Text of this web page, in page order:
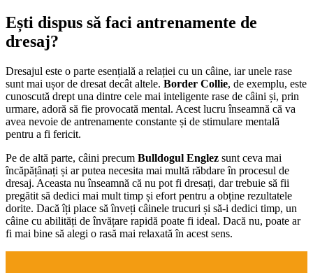
Ești dispus să faci antrenamente de
dresaj?
Dresajul este o parte esențială a relației cu un câine, iar unele rase
sunt mai ușor de dresat decât altele. Border Collie, de exemplu, este
cunoscută drept una dintre cele mai inteligente rase de câini și, prin
urmare, adoră să fie provocată mental. Acest lucru înseamnă că va
avea nevoie de antrenamente constante și de stimulare mentală
pentru a fi fericit.
Pe de altă parte, câini precum Bulldogul Englez sunt ceva mai
încăpățânați și ar putea necesita mai multă răbdare în procesul de
dresaj. Aceasta nu înseamnă că nu pot fi dresați, dar trebuie să fii
pregătit să dedici mai mult timp și efort pentru a obține rezultatele
dorite. Dacă îți place să înveți câinele trucuri și să-i dedici timp, un
câine cu abilități de învățare rapidă poate fi ideal. Dacă nu, poate ar
fi mai bine să alegi o rasă mai relaxată în acest sens.